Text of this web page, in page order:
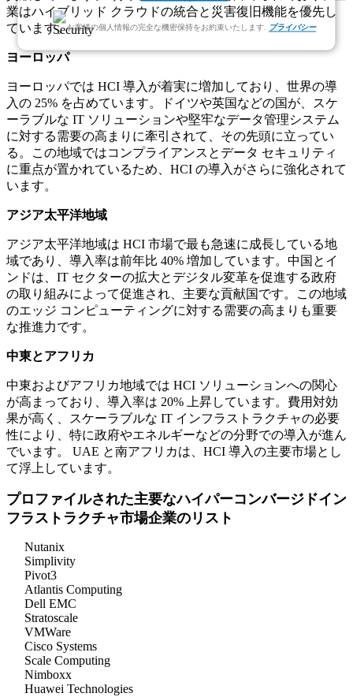
お客様の個人情報の完全な機密保持をお約束いたします. プライバシー
業はハイブリッド クラウドの統合と災害復旧機能を優先し
ています。
ヨーロッパ
ヨーロッパでは HCI 導入が着実に増加しており、世界の導
入の 25% を占めています。ドイツや英国などの国が、スケ
ーラブルな IT ソリューションや堅牢なデータ管理システム
に対する需要の高まりに牽引されて、その先頭に立ってい
る。この地域ではコンプライアンスとデータ セキュリティ
に重点が置かれているため、HCI の導入がさらに強化されて
います。
アジア太平洋地域
アジア太平洋地域は HCI 市場で最も急速に成長している地
域であり、導入率は前年比 40% 増加しています。中国とイ
ンドは、IT セクターの拡大とデジタル変革を促進する政府
の取り組みによって促進され、主要な貢献国です。この地域
のエッジ コンピューティングに対する需要の高まりも重要
な推進力です。
中東とアフリカ
中東およびアフリカ地域では HCI ソリューションへの関心
が高まっており、導入率は 20% 上昇しています。費用対効
果が高く、スケーラブルな IT インフラストラクチャの必要
性により、特に政府やエネルギーなどの分野での導入が進ん
でいます。 UAE と南アフリカは、HCI 導入の主要市場とし
て浮上しています。
プロファイルされた主要なハイパーコンバージドイン
フラストラクチャ市場企業のリスト
Nutanix
Simplivity
Pivot3
Atlantis Computing
Dell EMC
Stratoscale
VMWare
Cisco Systems
Scale Computing
Nimboxx
Huawei Technologies